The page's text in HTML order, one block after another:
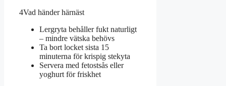
4Vad händer härnäst
Lergryta behåller fukt naturligt
– mindre vätska behövs
Ta bort locket sista 15
minuterna för krispig stekyta
Servera med fetostsås eller
yoghurt för friskhet